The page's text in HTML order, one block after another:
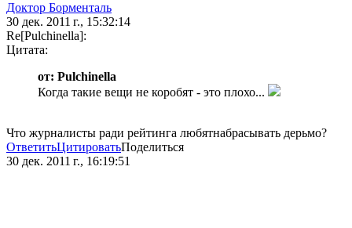
Доктор Борменталь
30 дек. 2011 г., 15:32:14
Re[Pulchinella]:
Цитата:
от: Pulchinella
Когда такие вещи не коробят - это плохо...
Что журналисты ради рейтинга любятнабрасывать дерьмо?
ОтветитьЦитироватьПоделиться
30 дек. 2011 г., 16:19:51